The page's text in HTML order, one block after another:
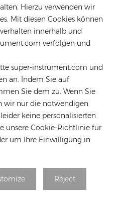
Hierzu verwenden wir
Mit diesen Cookies können
innerhalb und
verfolgen und
super-instrument.com und
an. Indem Sie auf
Sie dem zu. Wenn Sie
wir nur die notwendigen
keine personalisierten
unsere Cookie-Richtlinie für
um Ihre Einwilligung in
Reject
EXPERTEN
40, 52457
Road, Yuen Long,